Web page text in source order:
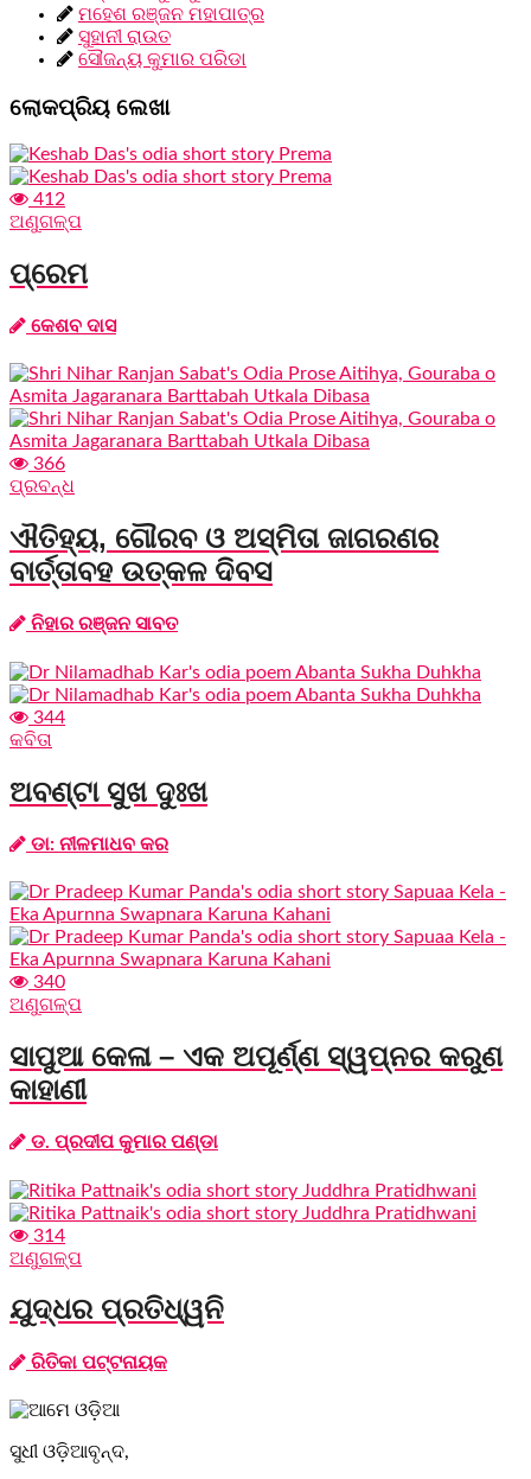
ମହେଶ ରଞ୍ଜନ ମହାପାତ୍ର
ସୁହାନୀ ରାଉତ
ସୌଜନ୍ୟ କୁମାର ପରିଡା
ଲୋକପ୍ରିୟ ଲେଖା
412
ଅଣୁଗଳ୍ପ
ପ୍ରେମ
କେଶବ ଦାସ
366
ପ୍ରବନ୍ଧ
ଐତିହ୍ୟ, ଗୌରବ ଓ ଅସ୍ମିତା ଜାଗରଣର
ବାର୍ତ୍ତାବହ ଉତ୍କଳ ଦିବସ
ନିହାର ରଞ୍ଜନ ସାବତ
344
କବିତା
ଅବଣ୍ଟା ସୁଖ ଦୁଃଖ
ଡା: ନୀଳମାଧବ କର
340
ଅଣୁଗଳ୍ପ
ସାପୁଆ କେଳା – ଏକ ଅପୂର୍ଣ୍ଣ ସ୍ୱପ୍ନର କରୁଣ
କାହାଣୀ
ଡ. ପ୍ରଦୀପ କୁମାର ପଣ୍ଡା
314
ଅଣୁଗଳ୍ପ
ଯୁଦ୍ଧର ପ୍ରତିଧ୍ୱନି
ରିତିକା ପଟ୍ଟନାୟକ
ସୁଧୀ ଓଡ଼ିଆବୃନ୍ଦ,